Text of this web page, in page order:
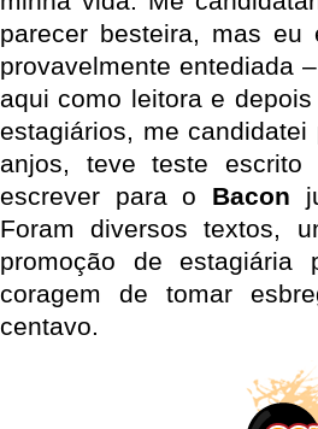
parecer besteira, mas
provavelmente entediada
aqui como leitora e
estagiários, me
anjos, teve teste
escrever para o Bacon
Foram diversos textos,
promoção de estagiária
coragem de tomar
centavo.